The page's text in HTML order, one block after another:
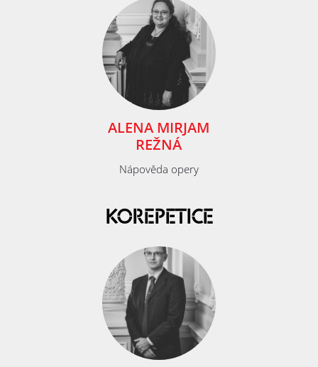
ALENA MIRJAM
REŽNÁ
Nápověda opery
KOREPETICE